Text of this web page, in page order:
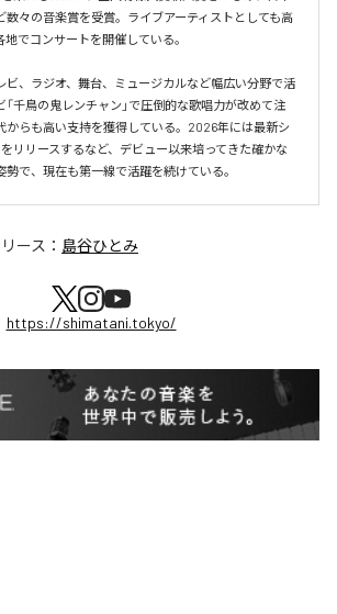
数々の音楽賞を受賞。ライブアーティストとしても高
でコンサートを開催している。
ビ、ラジオ、舞台、ミュージカルなど幅広い分野で活
千鳥の鬼レンチャン」で圧倒的な歌唱力が改めて注
からも高い支持を獲得している。2026年には最新シ
をリリースするなど、デビュー以来培ってきた確かな
勢で、現在も第一線で活躍を続けている。
ース： 島谷ひとみ
https://shimatani.tokyo/